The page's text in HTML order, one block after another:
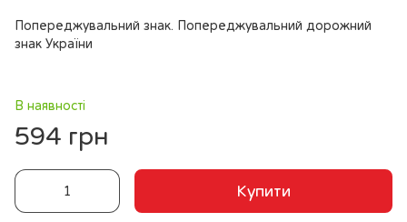
Попереджувальний знак. Попереджувальний дорожний
знак України
В наявності
594 грн
Купити